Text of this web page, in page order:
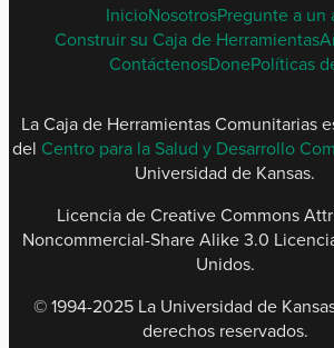
SPANISH
FOOTER
MENU
InicioNosotrosPregunte a un
Construir su Caja de Herramientas
ContáctenosDonePolíticas
La Caja de Herramientas Comunitarias
del Centro para la Salud y Desarrollo
Universidad de Kansas.
Licencia de Creative Commons
Noncommercial-Share Alike 3.0
Unidos.
© 1994-2025 La Universidad de
derechos reservados​.